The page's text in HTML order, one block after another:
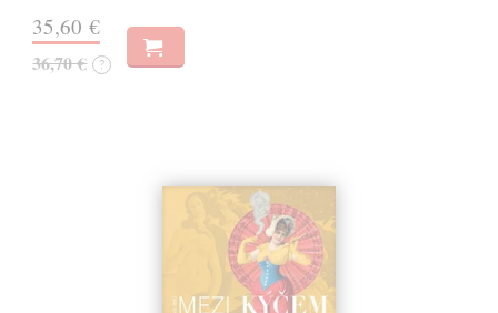
35,60 €
36,70 € ?